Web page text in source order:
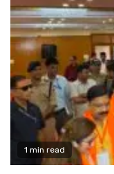
1 min read